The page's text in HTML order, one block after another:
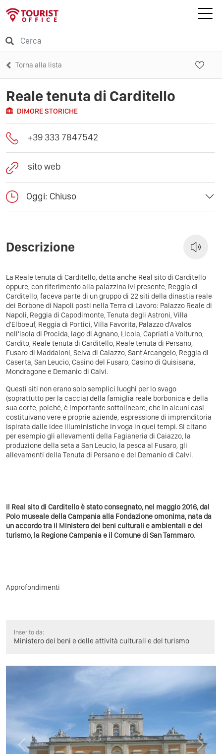
Torna alla lista
Reale tenuta di Carditello
DIMORE STORICHE
+39 333 7847542
sito web
Oggi: Chiuso
Descrizione
La Reale tenuta di Carditello, detta anche Real sito di Carditello
oppure, con riferimento alla palazzina ivi presente, Reggia di
Carditello, faceva parte di un gruppo di 22 siti della dinastia reale
dei Borbone di Napoli posti nella Terra di Lavoro: Palazzo Reale di
Napoli, Reggia di Capodimonte, Tenuta degli Astroni, Villa
d'Elboeuf, Reggia di Portici, Villa Favorita, Palazzo d'Avalos
nell'isola di Procida, lago di Agnano, Licola, Capriati a Volturno,
Cardito, Reale tenuta di Carditello, Reale tenuta di Persano,
Fusaro di Maddaloni, Selva di Caiazzo, Sant'Arcangelo, Reggia di
Caserta, San Leucio, Casino del Fusaro, Casino di Quisisana,
Mondragone e Demanio di Calvi.
Questi siti non erano solo semplici luoghi per lo svago
(soprattutto per la caccia) della famiglia reale borbonica e della
sua corte, poiché, è importante sottolineare, che in alcuni casi
costituivano vere e proprie aziende, espressione di imprenditoria
ispirata dalle idee illuministiche in voga in quei tempi. Si citano
per esempio gli allevamenti della Fagianeria di Caiazzo, la
produzione della seta a San Leucio, la pesca al Fusaro, gli
allevamenti della Tenuta di Persano e del Demanio di Calvi.
Il Real sito di Carditello è stato consegnato, nel maggio 2016, dal
Polo museale della Campania alla Fondazione omonima, nata da
un accordo tra il Ministero dei beni culturali e ambientali e del
turismo, la Regione Campania e il Comune di San Tammaro.
Approfondimenti
Inserito da:
Ministero dei beni e delle attività culturali e del turismo
Previous Next